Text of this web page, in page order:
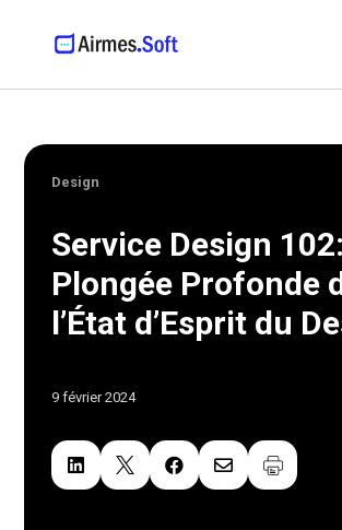
Design
Service Design 102:
Plongée Profonde
l’État d’Esprit du
9 février 2024
   